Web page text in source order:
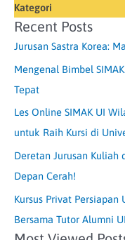
Kategori
Recent Posts
Jurusan Sastra Korea:
Mengenal Bimbel
Tepat
Les Online SIMAK UI
untuk Raih Kursi di
Deretan Jurusan Kuliah
Depan Cerah!
Kursus Privat Persiapan
Bersama Tutor Alumni